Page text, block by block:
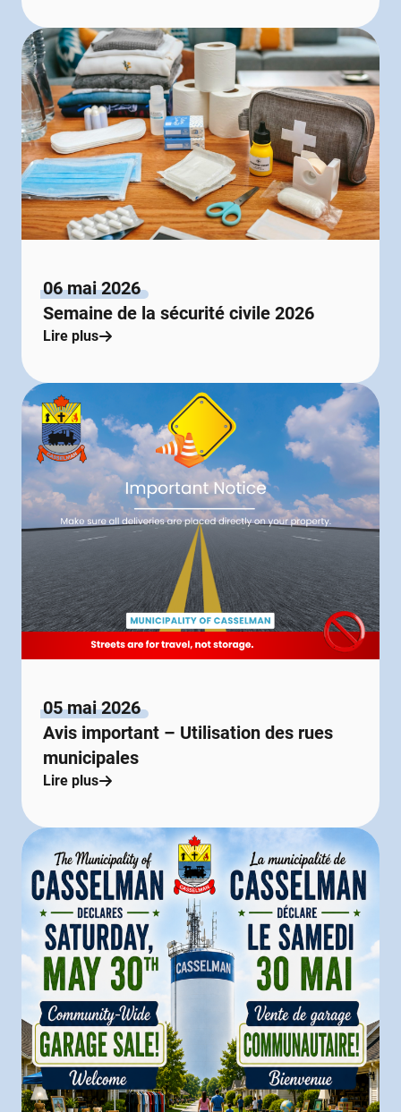
06 mai 2026
Semaine de la sécurité civile 2026
Lire plus
05 mai 2026
Avis important – Utilisation des rues
municipales
Lire plus